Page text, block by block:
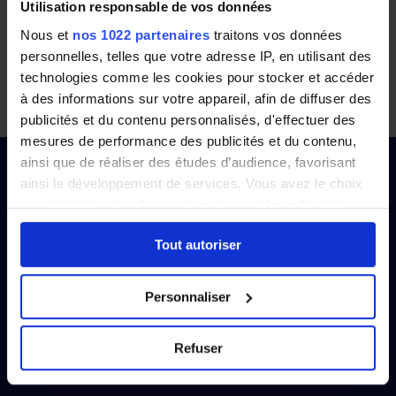
Utilisation responsable de vos données
Nous et nos 1022 partenaires traitons vos données
personnelles, telles que votre adresse IP, en utilisant des
technologies comme les cookies pour stocker et accéder
à des informations sur votre appareil, afin de diffuser des
publicités et du contenu personnalisés, d'effectuer des
mesures de performance des publicités et du contenu,
ainsi que de réaliser des études d’audience, favorisant
ainsi le développement de services. Vous avez le choix
quant à l'utilisation de vos données et à leurs finalités.
Vous pouvez modifier ou retirer votre consentement à
tout moment en consultant la Déclaration relative aux
cookies ou en cliquant sur l'icône de confidentialité.
géographique qui peuvent être précises à plusieurs
Tout autoriser
Personnaliser
Refuser
Panneauxsolaires.fr travaille avec plusieurs
entreprises présentes à
Angers
(49000) et dans les
communes avoisinantes. Remplissez notre
formulaire et découvrez leurs offres.
Faites le bon choix
la meilleure entreprise pour votre pose.